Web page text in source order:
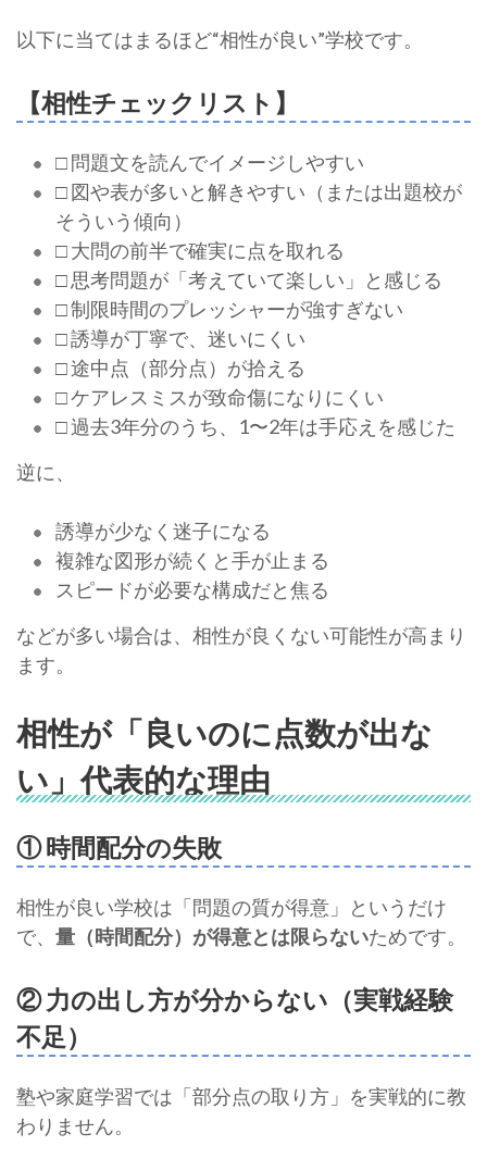
以下に当てはまるほど“相性が良い”学校です。
【相性チェックリスト】
□ 問題文を読んでイメージしやすい
□ 図や表が多いと解きやすい（または出題校が
そういう傾向）
□ 大問の前半で確実に点を取れる
□ 思考問題が「考えていて楽しい」と感じる
□ 制限時間のプレッシャーが強すぎない
□ 誘導が丁寧で、迷いにくい
□ 途中点（部分点）が拾える
□ ケアレスミスが致命傷になりにくい
□ 過去3年分のうち、1〜2年は手応えを感じた
逆に、
誘導が少なく迷子になる
複雑な図形が続くと手が止まる
スピードが必要な構成だと焦る
などが多い場合は、相性が良くない可能性が高まり
ます。
相性が「良いのに点数が出な
い」代表的な理由
① 時間配分の失敗
相性が良い学校は「問題の質が得意」というだけ
で、 量（時間配分）が得意とは限らないためです。
② 力の出し方が分からない（実戦経験
不足）
塾や家庭学習では「部分点の取り方」を実戦的に教
わりません。